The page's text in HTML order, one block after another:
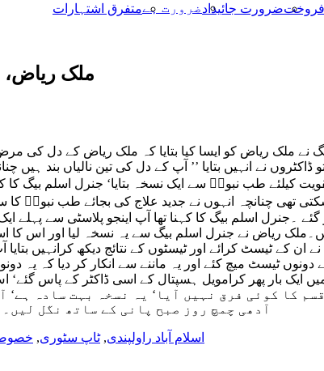
فروختضرورت جائیدادضرورت ہےمتفرق اشتہارات
ملک ریاض،
نے ملک ریاض کو ایسا کیا بتایا کہ ملک ریاض کے دل کی
جب دل کی تکلیف ہوئی تو ڈاکٹروں نے انہیں بتایا ’’ آپ کے دل کی تین
تھی چنانچہ انہوں نے جدید علاج کی بجائے طب نبویؐ کا
اسلم بیگ کا کہنا تھا آپ اینجو پلاسٹی سے پہلے
ریاض نے جنرل اسلم بیگ سے یہ نسخہ لیا اور اس کا
نے ان کے ٹیسٹ کرائے اور ٹیسٹوں کے نتائج دیکھ
دونوں ٹیسٹ میچ کئے اور یہ ماننے سے انکار کر دیا
آئے اور انہوں نے اس نسخے کو اپنا معمول بنا لیا‘ یہ 2009ء میں ایک بار پھر
2009ء تک ان کی دل میں کسی قسم کا کوئی فرق نہیں آیا‘ یہ
آدھی چمچ روز صبح پانی کے ساتھ نگل
اسلام آباد راولپندی,ٹاپ سٹوری,